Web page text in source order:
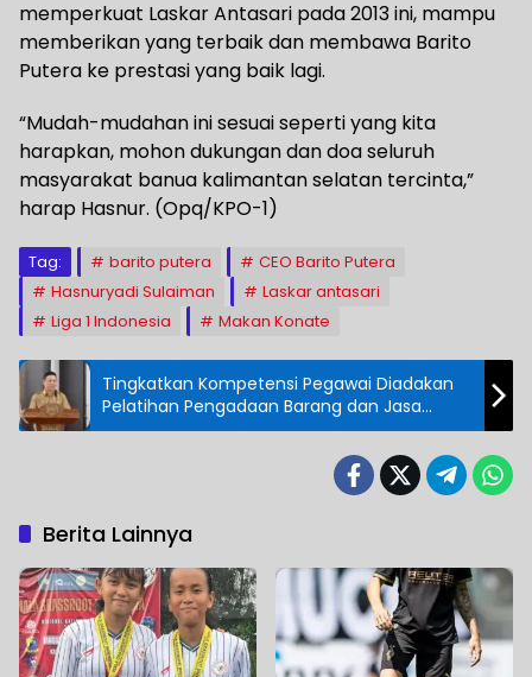
memperkuat Laskar Antasari pada 2013 ini, mampu
memberikan yang terbaik dan membawa Barito
Putera ke prestasi yang baik lagi.
“Mudah-mudahan ini sesuai seperti yang kita
harapkan, mohon dukungan dan doa seluruh
masyarakat banua kalimantan selatan tercinta,”
harap Hasnur. (Opq/KPO-1)
Tag: barito putera
CEO Barito Putera
Hasnuryadi Sulaiman
Laskar antasari
Liga 1 Indonesia
Makan Konate
Tingkatkan Kompetensi Pegawai Diadakan
Pelatihan Pengadaan Barang dan Jasa
Pemerintah Level-1 Provinsi Kalteng
Berita Lainnya